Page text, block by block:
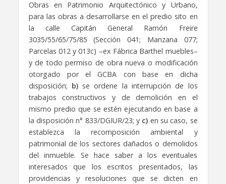
Obras en Patrimonio Arquitectónico y Urbano,
para las obras a desarrollarse en el predio sito en
la calle Capitán General Ramón Freire
3035/55/65/75/85 (Sección 041; Manzana 077;
Parcelas 012 y 013c) –ex Fábrica Barthel muebles–
y de todo permiso de obra nueva o modificación
otorgado por el GCBA con base en dicha
disposición; b)se ordene la interrupción de los
trabajos constructivos y de demolición en el
mismo predio que se estén ejecutando en base a
la disposición n° 833/DGIUR/23; y c) en su caso, se
establezca la recomposición ambiental y
patrimonial de los sectores dañados o demolidos
del inmueble. Se hace saber a los eventuales
interesados que los escritos presentados, las
providencias y resoluciones que se dicten en